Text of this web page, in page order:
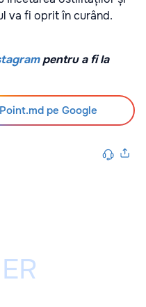
va fi oprit în curând.
pentru a fi la
pe Google